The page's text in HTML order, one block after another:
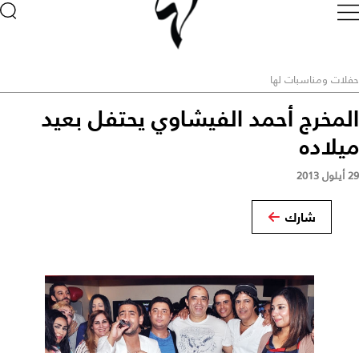
حفلات ومناسبات لها
المخرج أحمد الفيشاوي يحتفل بعيد
ميلاده
29 أيلول 2013
شارك